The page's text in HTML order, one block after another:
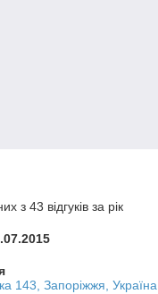
з 43 відгуків за рік
143, Запоріжжя, Україна